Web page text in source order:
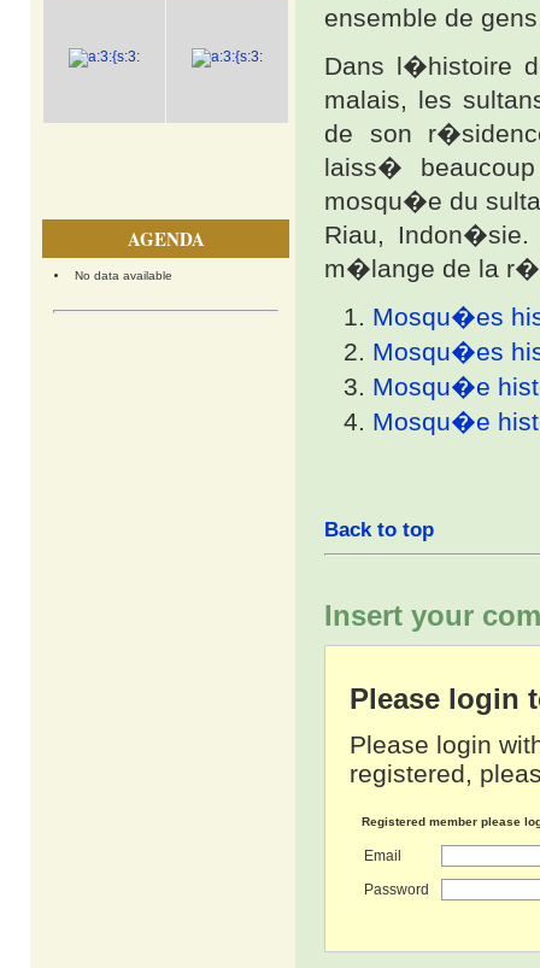
AGENDA
No data available
ensemble de
Dans l�histoire
malais, les
de son
laiss�
mosqu�e du
Riau,
m�lange de la
Mosqu�es
Mosqu�es
Mosqu�e
Mosqu�e
Back to top
Insert your
Please login
Please login
registered,
Registered member please
Email
Password